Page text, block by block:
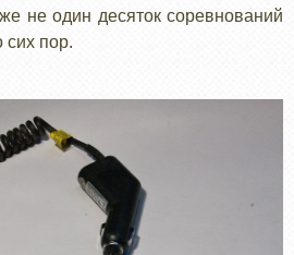
не один десяток соревнований
сих пор.